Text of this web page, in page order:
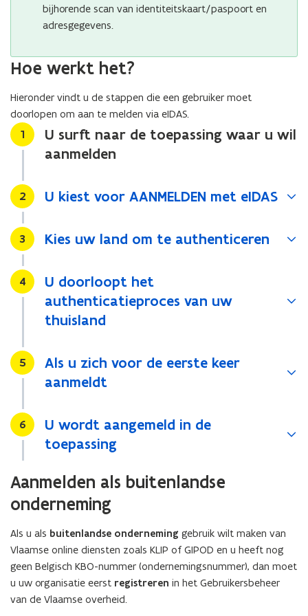
o
p
n
i
w
e
m
p
t
bijhorende scan van identiteitskaart/paspoort en
adresgegevens.
Hoe werkt het?
Hieronder vindt u de stappen die een gebruiker moet
doorlopen om aan te melden via eIDAS.
Stap
1
U surft naar de toepassing waar u wil
aanmelden
Stap
2 U kiest voor AANMELDEN met eIDAS
Stap
3 Kies uw land om te authenticeren
Stap
4
U doorloopt het
authenticatieproces van uw
thuisland
Stap
5
Als u zich voor de eerste keer
aanmeldt
Stap
6
U wordt aangemeld in de
toepassing
Aanmelden als buitenlandse
onderneming
Als u als buitenlandse onderneming gebruik wilt maken van
Vlaamse online diensten zoals KLIP of GIPOD en u heeft nog
geen Belgisch KBO-nummer (ondernemingsnummer), dan moet
u uw organisatie eerst registreren in het Gebruikersbeheer
van de Vlaamse overheid.